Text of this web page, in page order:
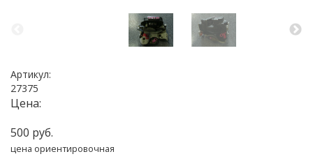
Артикул:
27375
Цена:
500 руб.
цена ориентировочная